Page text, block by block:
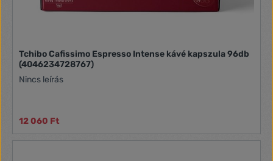
Tchibo Cafissimo Espresso Intense kávé kapszula 96db
(4046234728767)
Nincs leírás
12 060 Ft